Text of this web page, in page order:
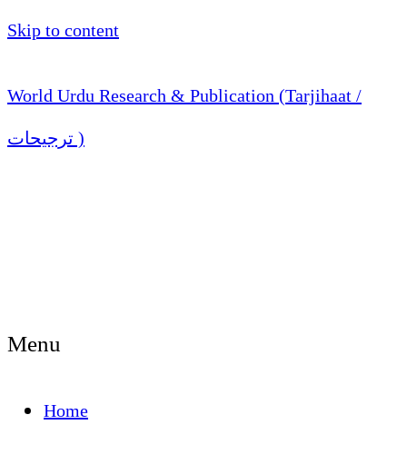
Skip to content
World Urdu Research & Publication (Tarjihaat /
ترجیحات )
Menu
Home